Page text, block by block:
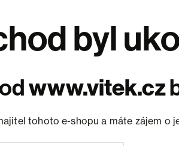
byl
www.vitek.cz
tohoto e-shopu a máte zájem o